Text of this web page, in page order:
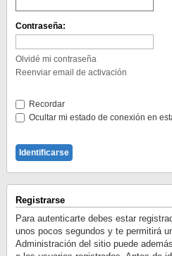
Contraseña:
Olvidé mi contraseña
Reenviar email de activación
Recordar
Ocultar mi estado de conexión en
Registrarse
Para autenticarte debes estar
unos pocos segundos y te permitirá
Administración del sitio puede